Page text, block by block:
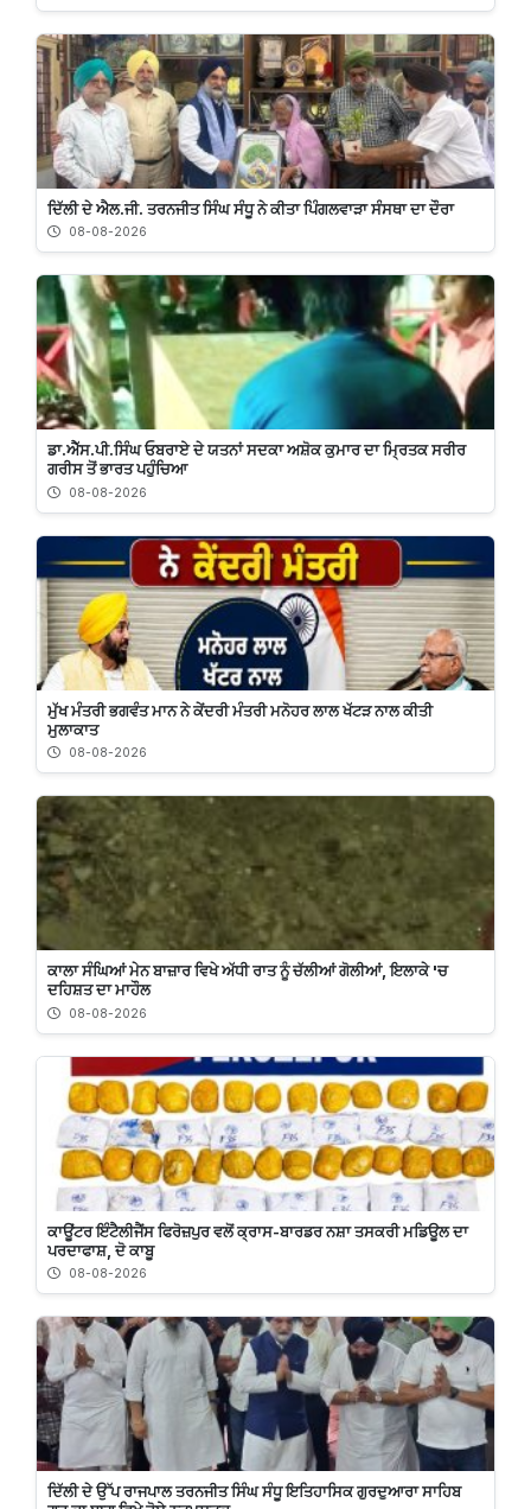
ਦਿੱਲੀ ਦੇ ਐਲ.ਜੀ. ਤਰਨਜੀਤ ਸਿੰਘ ਸੰਧੂ ਨੇ ਕੀਤਾ ਪਿੰਗਲਵਾੜਾ ਸੰਸਥਾ ਦਾ ਦੌਰਾ
08-08-2026
ਡਾ.ਐੱਸ.ਪੀ.ਸਿੰਘ ਓਬਰਾਏ ਦੇ ਯਤਨਾਂ ਸਦਕਾ ਅਸ਼ੋਕ ਕੁਮਾਰ ਦਾ ਮ੍ਰਿਤਕ ਸਰੀਰ
ਗਰੀਸ ਤੋਂ ਭਾਰਤ ਪਹੁੰਚਿਆ
08-08-2026
ਮੁੱਖ ਮੰਤਰੀ ਭਗਵੰਤ ਮਾਨ ਨੇ ਕੇਂਦਰੀ ਮੰਤਰੀ ਮਨੋਹਰ ਲਾਲ ਖੱਟੜ ਨਾਲ ਕੀਤੀ
ਮੁਲਾਕਾਤ
08-08-2026
ਕਾਲਾ ਸੰਘਿਆਂ ਮੇਨ ਬਾਜ਼ਾਰ ਵਿਖੇ ਅੱਧੀ ਰਾਤ ਨੂੰ ਚੱਲੀਆਂ ਗੋਲੀਆਂ, ਇਲਾਕੇ 'ਚ
ਦਹਿਸ਼ਤ ਦਾ ਮਾਹੌਲ
08-08-2026
ਕਾਊਂਟਰ ਇੰਟੈਲੀਜੈਂਸ ਫਿਰੋਜ਼ਪੁਰ ਵਲੋਂ ਕ੍ਰਾਸ-ਬਾਰਡਰ ਨਸ਼ਾ ਤਸਕਰੀ ਮਡਿਊਲ ਦਾ
ਪਰਦਾਫਾਸ਼, ਦੋ ਕਾਬੂ
08-08-2026
ਦਿੱਲੀ ਦੇ ਉੱਪ ਰਾਜਪਾਲ ਤਰਨਜੀਤ ਸਿੰਘ ਸੰਧੂ ਇਤਿਹਾਸਿਕ ਗੁਰਦੁਆਰਾ ਸਾਹਿਬ